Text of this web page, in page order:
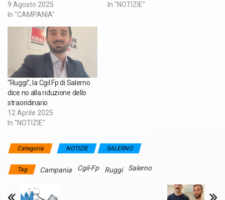
9 Agosto 2025
In "CAMPANIA"
In "NOTIZIE"
“Ruggi”, la Cgil Fp di Salerno
dice no alla riduzione dello
straoridinario
12 Aprile 2025
In "NOTIZIE"
Categoria NOTIZIE SALERNO
Tag Campania Cgil-Fp Ruggi Salerno